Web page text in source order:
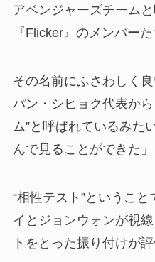
アベンジャーズチームと
『Flicker』のメンバーた
その名前にふさわしく
パン・シヒョク代表か
ム”と呼ばれているみた
んで見ることができた
“相性テスト”というこ
イとジョンウォンが視
トをとった振り付けが